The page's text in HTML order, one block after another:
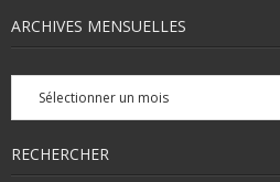
ARCHIVES MENSUELLES
Archives
mensuelles
RECHERCHER